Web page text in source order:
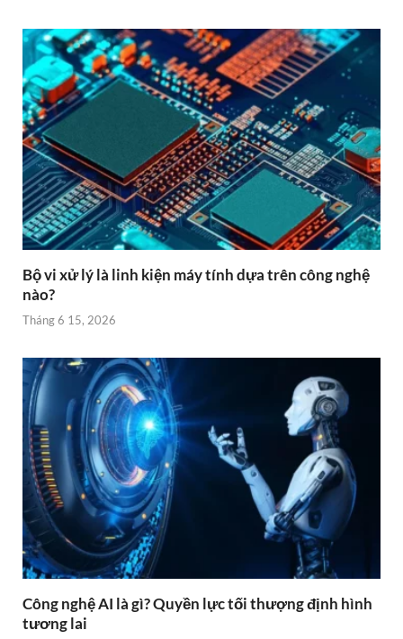
Bộ vi xử lý là linh kiện máy tính dựa trên công nghệ
nào?
Tháng 6 15, 2026
Công nghệ AI là gì? Quyền lực tối thượng định hình
tương lai